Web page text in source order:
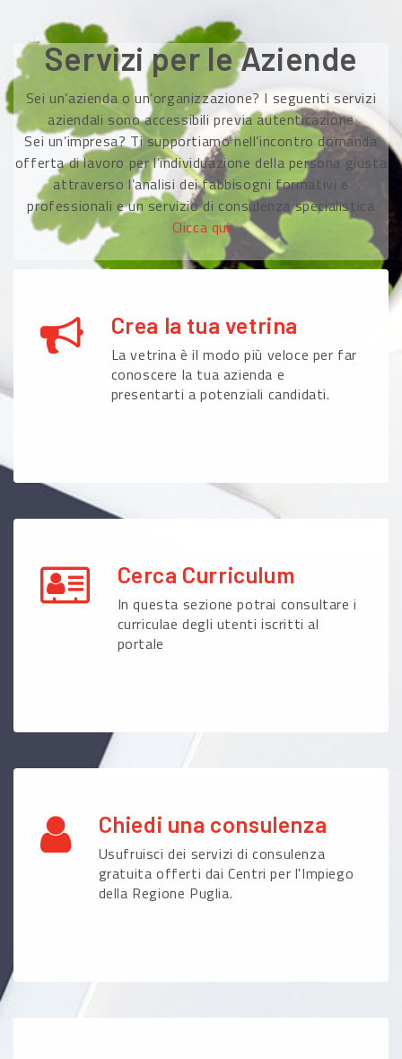
Servizi per le Aziende
Sei un’azienda o un’organizzazione? I seguenti servizi
aziendali sono accessibili previa autenticazione
Sei un’impresa? Ti supportiamo nell’incontro domanda
offerta di lavoro per l’individuazione della persona giusta
attraverso l’analisi dei fabbisogni formativi e
professionali e un servizio di consulenza specialistica
Clicca qui
Crea la tua vetrina
La vetrina è il modo più veloce per far
conoscere la tua azienda e
presentarti a potenziali candidati.
Cerca Curriculum
In questa sezione potrai consultare i
curriculae degli utenti iscritti al
portale
Chiedi una consulenza
Usufruisci dei servizi di consulenza
gratuita offerti dai Centri per l'Impiego
della Regione Puglia.